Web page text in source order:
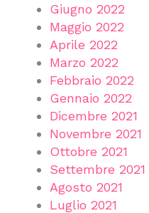
Giugno 2022
Maggio 2022
Aprile 2022
Marzo 2022
Febbraio 2022
Gennaio 2022
Dicembre 2021
Novembre 2021
Ottobre 2021
Settembre 2021
Agosto 2021
Luglio 2021